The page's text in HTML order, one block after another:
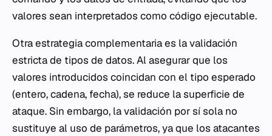
valores sean interpretados como código ejecutable.
Otra estrategia complementaria es la validación
estricta de tipos de datos. Al asegurar que los
valores introducidos coincidan con el tipo esperado
(entero, cadena, fecha), se reduce la superficie de
ataque. Sin embargo, la validación por sí sola no
sustituye al uso de parámetros, ya que los atacantes